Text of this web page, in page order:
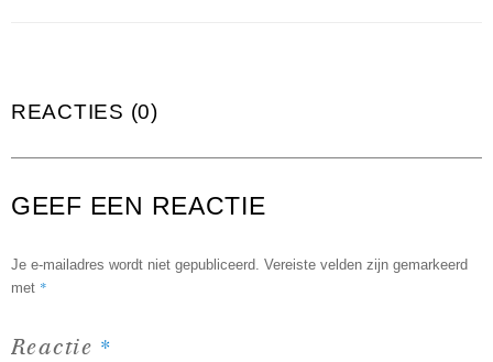
REACTIES (0)
GEEF EEN REACTIE
Je e-mailadres wordt niet gepubliceerd. Vereiste velden zijn gemarkeerd
met *
Reactie *